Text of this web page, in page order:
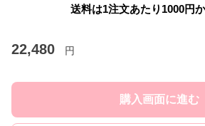
送料は1注文あたり 1000円
22,480 円
購入画面に進む